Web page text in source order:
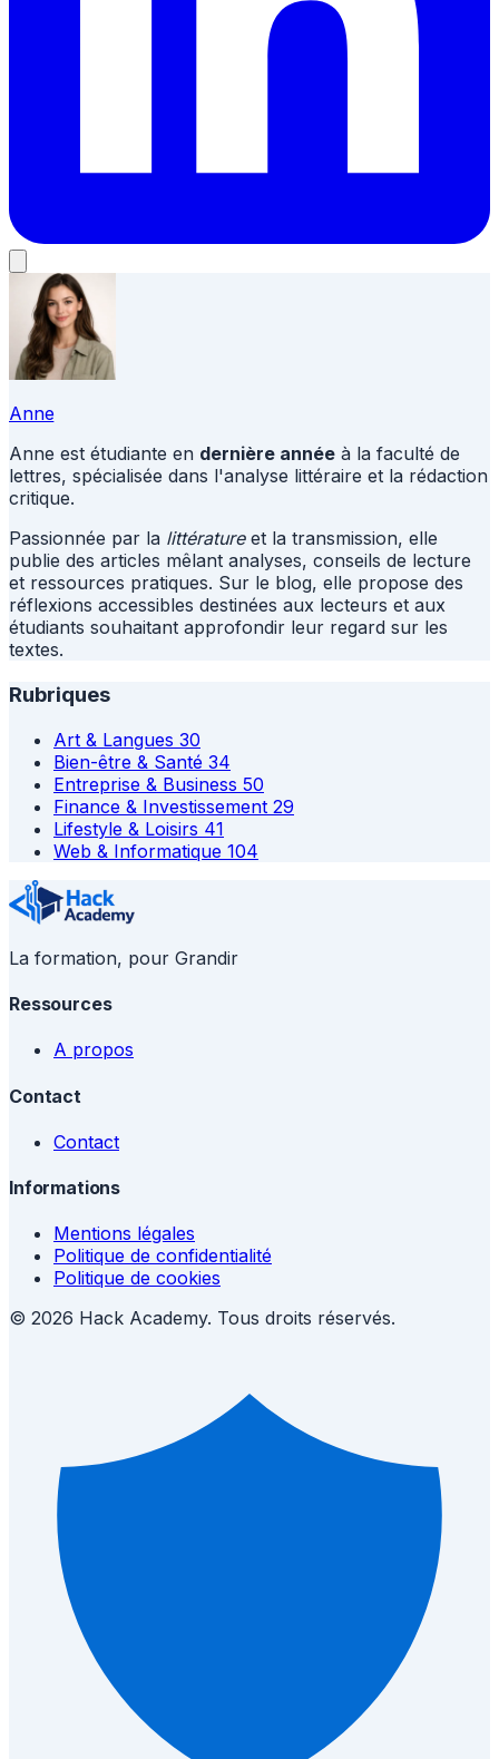
Anne
Anne est étudiante en dernière année à la faculté de
lettres, spécialisée dans l'analyse littéraire et la rédaction
critique.
Passionnée par la littératureet la transmission, elle
publie des articles mêlant analyses, conseils de lecture
et ressources pratiques. Sur le blog, elle propose des
réflexions accessibles destinées aux lecteurs et aux
étudiants souhaitant approfondir leur regard sur les
textes.
Rubriques
Art & Langues 30
Bien-être & Santé 34
Entreprise & Business 50
Finance & Investissement 29
Lifestyle & Loisirs 41
Web & Informatique 104
La formation, pour Grandir
Ressources
A propos
Contact
Contact
Informations
Mentions légales
Politique de confidentialité
Politique de cookies
© 2026 Hack Academy. Tous droits réservés.